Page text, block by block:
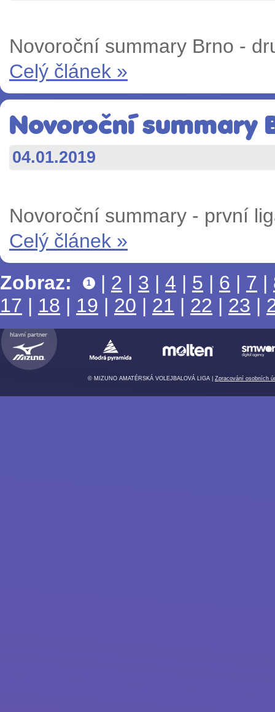
Novoroční summary Brno -
Celý článek »
Novoroční summary
04.01.2019
Novoroční summary - první
Celý článek »
Zobraz:
1 | 2 | 3 | 4 | 5 | 6 | 7 |
17 | 18 | 19 | 20 | 21 | 22 | 23 |
© MIZUNO AMATÉRSKÁ VOLEJBALOVÁ LIGA | Zpracování osobních